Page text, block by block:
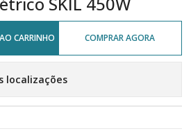
CARRINHO COMPRAR AGORA
localizações